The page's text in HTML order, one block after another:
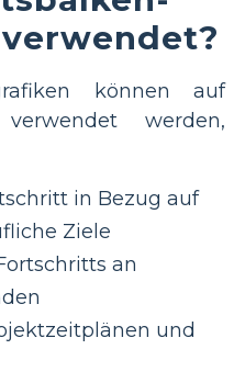
können auf
werden,
in Bezug auf
Ziele
an
und